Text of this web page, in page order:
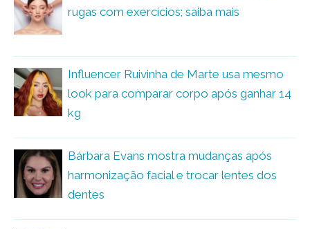
rugas com exercícios; saiba mais
Influencer Ruivinha de Marte usa mesmo
look para comparar corpo após ganhar 14
kg
Bárbara Evans mostra mudanças após
harmonização facial e trocar lentes dos
dentes